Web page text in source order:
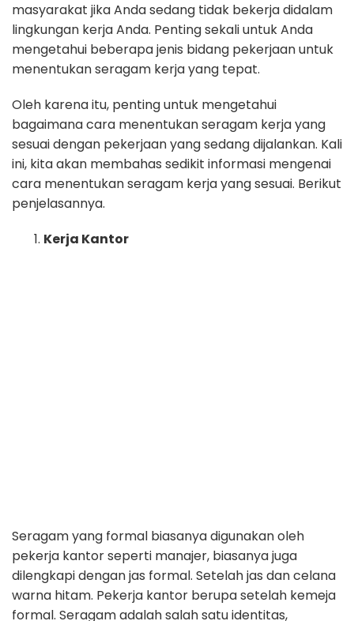
masyarakat jika Anda sedang tidak bekerja didalam
lingkungan kerja Anda. Penting sekali untuk Anda
mengetahui beberapa jenis bidang pekerjaan untuk
menentukan seragam kerja yang tepat.
Oleh karena itu, penting untuk mengetahui
bagaimana cara menentukan seragam kerja yang
sesuai dengan pekerjaan yang sedang dijalankan. Kali
ini, kita akan membahas sedikit informasi mengenai
cara menentukan seragam kerja yang sesuai. Berikut
penjelasannya.
Kerja Kantor
Seragam yang formal biasanya digunakan oleh
pekerja kantor seperti manajer, biasanya juga
dilengkapi dengan jas formal. Setelah jas dan celana
warna hitam. Pekerja kantor berupa setelah kemeja
formal. Seragam adalah salah satu identitas,